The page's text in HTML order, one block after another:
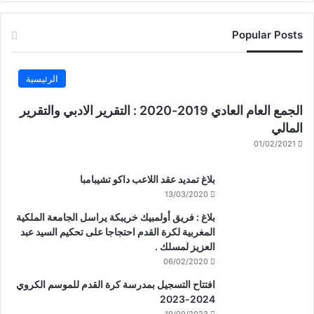
Popular Posts
الرئيسية
الجمع العام العادي 2019-2020 : التقرير الادبي والتقرير
المالي
01/02/2021
بلاغ تمديد عقد اللاعب داكو تشيبامبا
13/03/2020
بلاغ : فريق أولمبيك خريبكة يراسل الجامعة الملكية
المغربية لكرة القدم احتجاجا على تحكيم السيد عبد
العزيز لمسلك .
06/02/2020
افتتاح التسجيل بمدرسة كرة القدم للموسم الكروي
2024-2023